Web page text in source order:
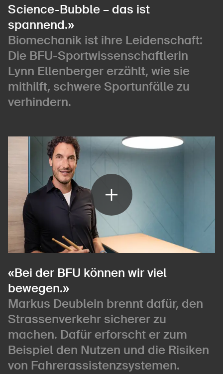
Science-Bubble – das ist
spannend.»
Biomechanik ist ihre Leidenschaft:
Die BFU-Sportwissenschaftlerin
Lynn Ellenberger erzählt, wie sie
mithilft, schwere Sportunfälle zu
verhindern.
«Bei der BFU können wir viel
bewegen.»
Markus Deublein brennt dafür, den
Strassenverkehr sicherer zu
machen. Dafür erforscht er zum
Beispiel den Nutzen und die Risiken
von Fahrerassistenzsystemen.